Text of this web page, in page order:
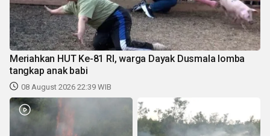
Meriahkan HUT Ke-81 RI, warga Dayak Dusmala lomba
tangkap anak babi
08 August 2026 22:39 WIB